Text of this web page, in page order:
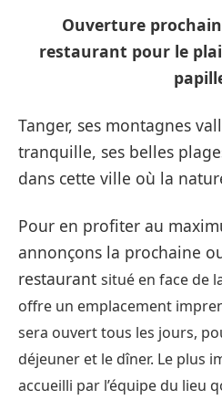
Ouverture
restaurant pour le
Tanger, ses montagnes
tranquille, ses belles
dans cette ville où la
Pour en profiter au
annonçons la prochaine
restaurant situé en face de
offre un emplacement
sera ouvert tous les jours,
déjeuner et le dîner. Le plus
accueilli par l’équipe du lieu